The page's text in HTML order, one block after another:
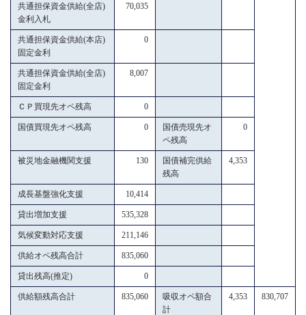
共通担保資金供給(全店)
金利入札
70,035
共通担保資金供給(本店)
固定金利
0
共通担保資金供給(全店)
固定金利
8,007
ＣＰ買現先オペ残高 0
国債買現先オペ残高 0
国債売現先オ
ペ残高
0
被災地金融機関支援 130
国債補完供給
残高
4,353
成長基盤強化支援 10,414
貸出増加支援 535,328
気候変動対応支援 211,146
供給オペ残高合計 835,060
貸出残高(推定) 0
供給額残高合計 835,060
吸収オペ額合
計
4,353 830,707